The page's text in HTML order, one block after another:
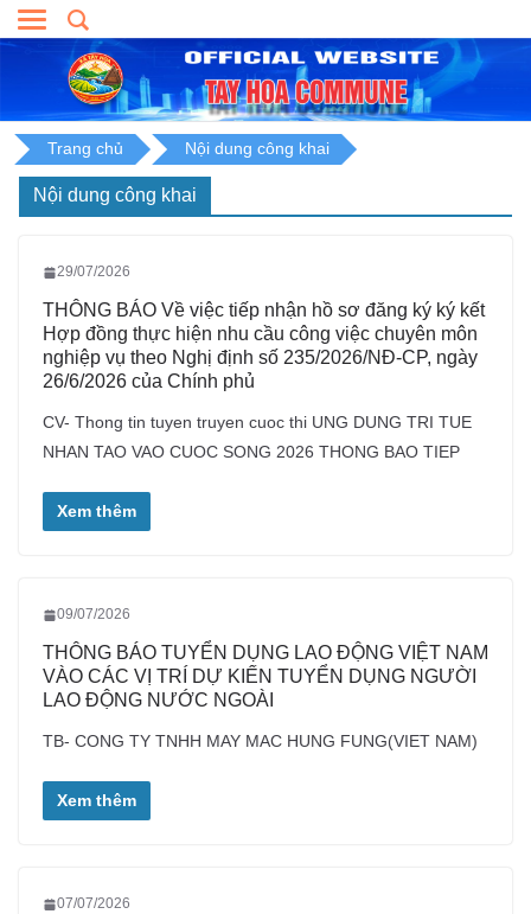
Skip
to
Trang chủ Nội dung công khai
Nội dung công khai
29/07/2026
THÔNG BÁO Về việc tiếp nhận hồ sơ đăng ký ký kết
Hợp đồng thực hiện nhu cầu công việc chuyên môn
nghiệp vụ theo Nghị định số 235/2026/NĐ-CP, ngày
26/6/2026 của Chính phủ
CV- Thong tin tuyen truyen cuoc thi UNG DUNG TRI TUE
NHAN TAO VAO CUOC SONG 2026 THONG BAO TIEP
Xem thêm
09/07/2026
THÔNG BÁO TUYỂN DỤNG LAO ĐỘNG VIỆT NAM
VÀO CÁC VỊ TRÍ DỰ KIẾN TUYỂN DỤNG NGƯỜI
LAO ĐỘNG NƯỚC NGOÀI
TB- CONG TY TNHH MAY MAC HUNG FUNG(VIET NAM)
Xem thêm
07/07/2026